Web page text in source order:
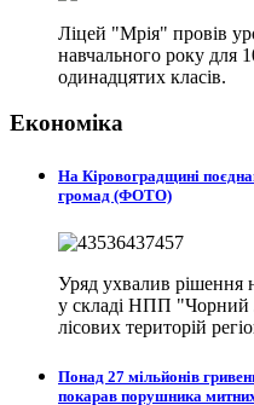
Ліцей "Мрія" провів
навчального року для
одинадцятих класів.
Економіка
На Кіровоградщині
громад (ФОТО)
Уряд ухвалив рішення
у складі НПП "Чорний
лісових територій
Понад 27 мільйонів
покарав порушника